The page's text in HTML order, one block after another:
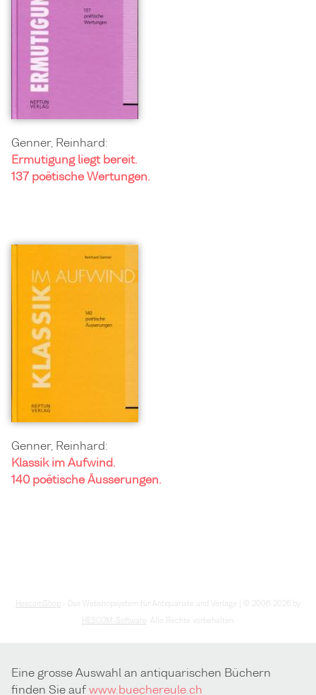
Genner, Reinhard:
Ermutigung liegt bereit.
137 poëtische Wertungen.
Genner, Reinhard:
Klassik im Aufwind.
140 poëtische Äusserungen.
HescomShop
- Das Webshopsystem für Antiquariate und Verlage | © 2006-2026 by
HESCOM-Software
. Alle Rechte vorbehalten.
Eine grosse Auswahl an antiquarischen Büchern
finden Sie aufwww.buechereule.ch